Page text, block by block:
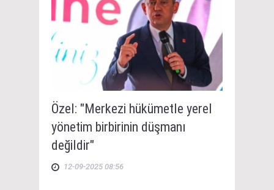
Özel: "Merkezi hükümetle yerel
yönetim birbirinin düşmanı
değildir"
12-09-2025 08:56